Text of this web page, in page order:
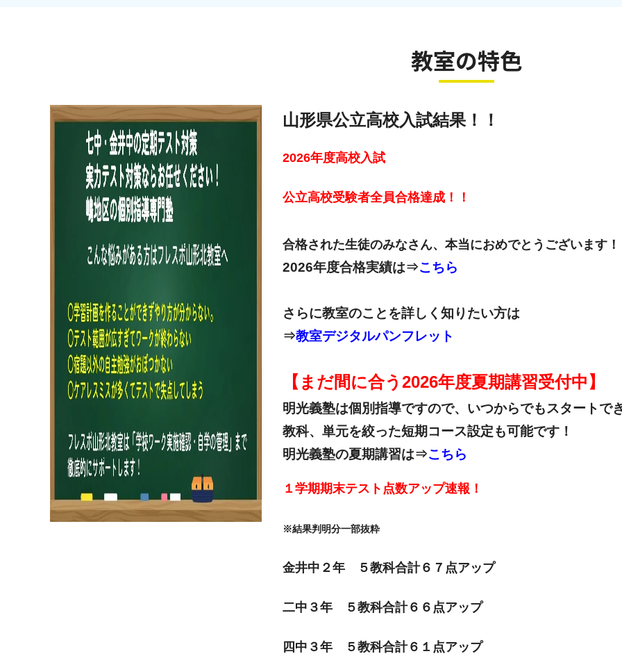
教室の特色
山形県公立高校入試結果！！
2026年度高校入試
公立高校受験者全員合格達成！！
合格された生徒のみなさん、本当におめでとうございます
2026年度合格実績は⇒こちら
さらに教室のことを詳しく知りたい方は
⇒教室デジタルパンフレット
【まだ間に合う2026年度夏期講習受付中】
明光義塾は個別指導ですので、いつからでもスタートで
教科、単元を絞った短期コース設定も可能です！
明光義塾の夏期講習は⇒こちら
１学期期末テスト点数アップ速報！
※結果判明分一部抜粋
金井中２年 ５教科合計６７点アップ
二中３年 ５教科合計６６点アップ
四中３年 ５教科合計６１点アップ